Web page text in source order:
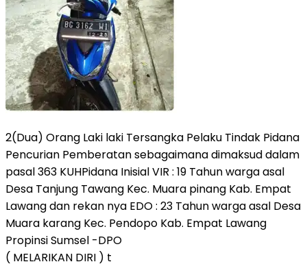
2(Dua) Orang Laki laki Tersangka Pelaku Tindak Pidana
Pencurian Pemberatan sebagaimana dimaksud dalam
pasal 363 KUHPidana Inisial VIR : 19 Tahun warga asal
Desa Tanjung Tawang Kec. Muara pinang Kab. Empat
Lawang dan rekan nya EDO : 23 Tahun warga asal Desa
Muara karang Kec. Pendopo Kab. Empat Lawang
Propinsi Sumsel -DPO
( MELARIKAN DIRI ) t